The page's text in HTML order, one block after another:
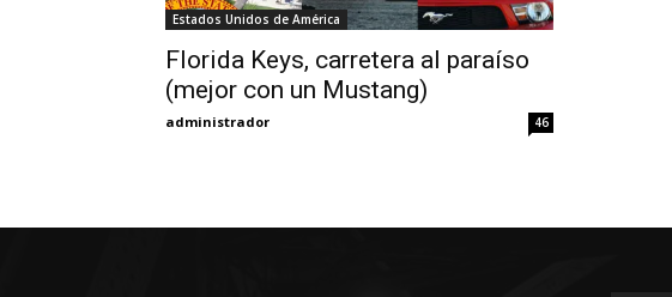
Estados Unidos de América
Florida Keys, carretera al paraíso
(mejor con un Mustang)
administrador 46